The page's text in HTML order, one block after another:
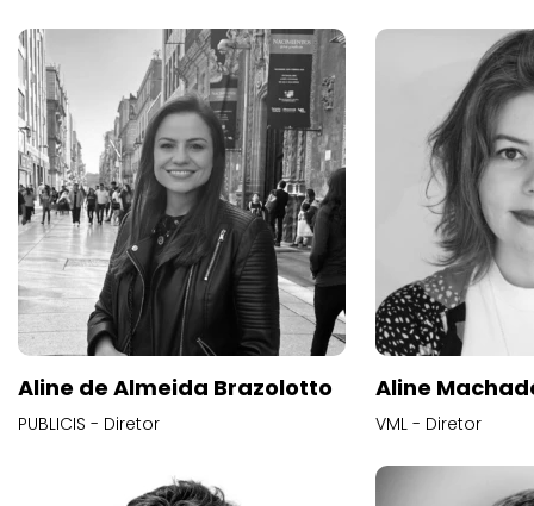
Aline de Almeida Brazolotto
PUBLICIS - Diretor
Aline
VML - Diretor